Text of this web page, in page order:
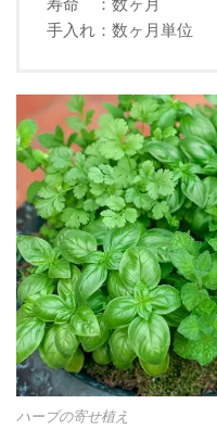
手入れ：数ヶ月単位
ハーブの寄せ植え